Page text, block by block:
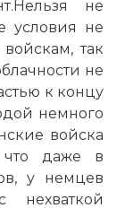
не
условия не
так
не
к концу
немного
войска
что даже в
у немцев
нехваткой